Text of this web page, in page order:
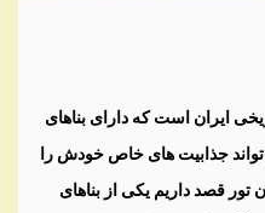
ایران است که دارای بناهای
جذابیت های خاص خودش را
قصد داریم یکی از بناهای